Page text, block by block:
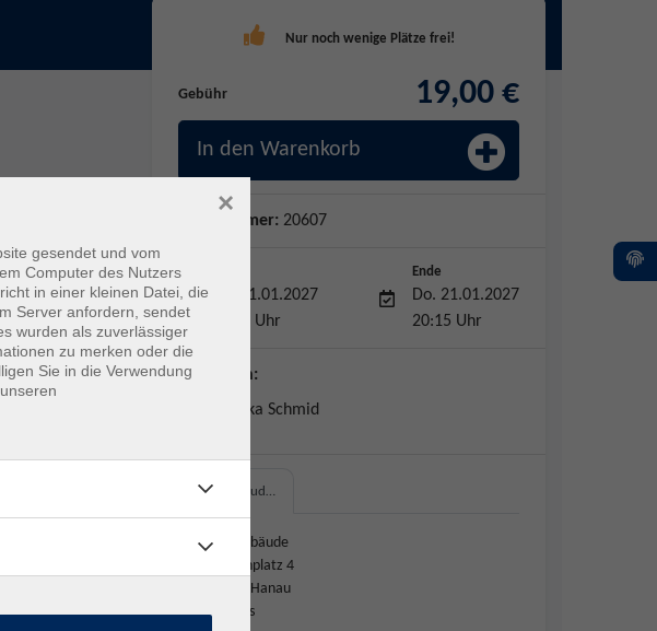
in
in der
und
einer
Epstein
-
erweitert
Gebühr 19,00 €
In den Warenkorb
Kursnummer: 20607
Do. 21.01.2027
18:00 Uhr
Ende
Do. 21.01.2027
20:15 Uhr
Dozent*in:
Dr. Angelika Schmid
vhs-Gebäud…
vhs-Gebäude
Ulanenplatz 4
63452 Hanau
206 vhs
gesendet und vom
Computer des Nutzers
in einer kleinen Datei, die
Server anfordern, sendet
wurden als zuverlässiger
zu merken oder die
Sie in die Verwendung
×